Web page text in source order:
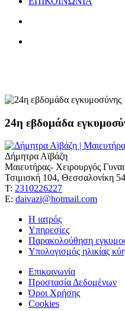
24η εβδομάδα
Δήμητρα Αϊβάζη
Μαιευτήρας- Χειρουργός
Τσιμισκή 104, Θεσσαλονίκη
Τ: 2310226227
Ε: daivazi@hotmail.com
Η ιατρός
Υπηρεσίες
Παρακολούθηση
Υπολογισμός ηλικίας
Επικοινωνία
Προστασία Δεδομένων
Όροι Χρήσης
Cookies